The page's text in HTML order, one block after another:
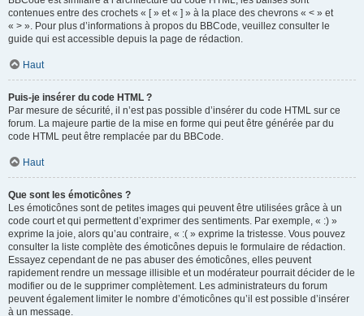
contenues entre des crochets « [ » et « ] » à la place des chevrons « < » et
« > ». Pour plus d’informations à propos du BBCode, veuillez consulter le
guide qui est accessible depuis la page de rédaction.
Haut
Puis-je insérer du code HTML ?
Par mesure de sécurité, il n’est pas possible d’insérer du code HTML sur ce
forum. La majeure partie de la mise en forme qui peut être générée par du
code HTML peut être remplacée par du BBCode.
Haut
Que sont les émoticônes ?
Les émoticônes sont de petites images qui peuvent être utilisées grâce à un
code court et qui permettent d’exprimer des sentiments. Par exemple, « :) »
exprime la joie, alors qu’au contraire, « :( » exprime la tristesse. Vous pouvez
consulter la liste complète des émoticônes depuis le formulaire de rédaction.
Essayez cependant de ne pas abuser des émoticônes, elles peuvent
rapidement rendre un message illisible et un modérateur pourrait décider de le
modifier ou de le supprimer complètement. Les administrateurs du forum
peuvent également limiter le nombre d’émoticônes qu’il est possible d’insérer
à un message.